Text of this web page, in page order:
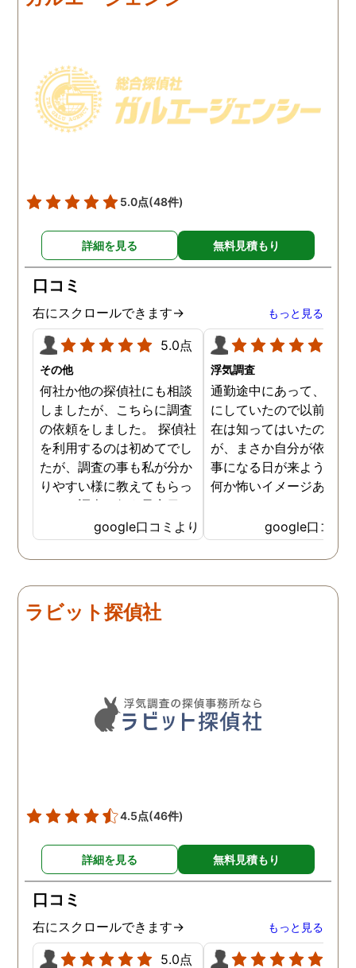
持ってる情報から的確にア
みよりも先をよみ夫の行動
を予想しながら調査してく
れて、実際に不貞の現場も
数回おさえることができと
らしいです。 また、さまざ
り、私の精神的なフォロー
だけでなく、その後の弁護
士の紹介やアドバイスもし
ていただき、これから夫と
闘う自信もつきました。 本
当にMJリサーチさんにそ
して代表の方に出会えてよ
かったと思いました。 今度
お会いできる時は、いい報
告ができるようにしたいで
す。
して下さり応援してるか
ねと温かい言葉までかけ
お願いしたいと思ってお
ます。本当にありがとう
ざいました。
5.0点(48件)
詳細を見る 無料見積もり
口コミ
右にスクロールできます→ もっと見る
5.0点
その他
何社か他の探偵社にも相談
しましたが、こちらに調査
の依頼をしました。 探偵社
を利用するのは初めてでし
たが、調査の事も私が分か
りやすい様に教えてもらっ
たり、調査を行う予定日は
私の希望を聞いてもらいつ
つ、探偵さんのご意見も取
り入れ、細かく打ち合わせ
た。調査を行った日はその
日の報告を入れてくれたり
聞いて頂いたりと精神的に
も助かりました。 報告書や
調査の動画を見せてもらっ
ケアもしてもらったり色々
とお世話になりました！
google口コミより
浮気調査
通勤途中にあって、毎日
にしていたので以前から
在は知ってはいたのです
が、まさか自分が依頼す
事になる日が来ようと
何か怖いイメージありま
応も良く、安心して相談
きました。 調査後に弁
さんも紹介していただき
した！ありがとうござい
google口コミ
ラビット探偵社
4.5点(46件)
詳細を見る 無料見積もり
口コミ
右にスクロールできます→ もっと見る
5.0点